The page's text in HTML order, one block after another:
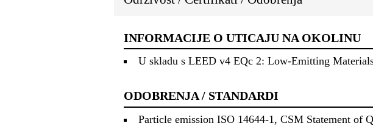
INFORMACIJE O UTICAJU NA OKOLINU
U skladu s LEED v4 EQc 2: Low-Emitting
ODOBRENJA / STANDARDI
Particle emission ISO 14644-1, CSM Statement of